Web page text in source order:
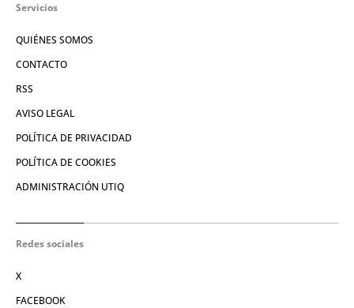
Servicios
QUIÉNES SOMOS
CONTACTO
RSS
AVISO LEGAL
POLÍTICA DE PRIVACIDAD
POLÍTICA DE COOKIES
ADMINISTRACIÓN UTIQ
Redes sociales
X
FACEBOOK